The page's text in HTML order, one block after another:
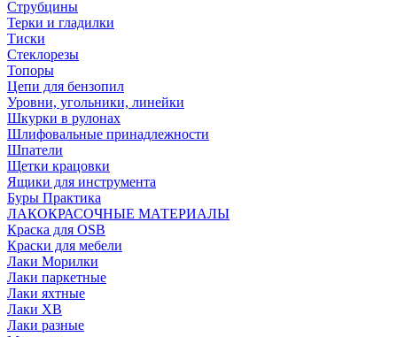
Струбцины
Терки и гладилки
Тиски
Стеклорезы
Топоры
Цепи для бензопил
Уровни, угольники, линейки
Шкурки в рулонах
Шлифовальные принадлежности
Шпатели
Щетки крацовки
Ящики для инструмента
Буры Практика
ЛАКОКРАСОЧНЫЕ МАТЕРИАЛЫ
Краска для OSB
Краски для мебели
Лаки Морилки
Лаки паркетные
Лаки яхтные
Лаки ХВ
Лаки разные